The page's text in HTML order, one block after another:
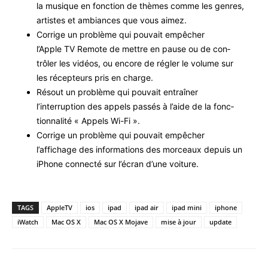
la musique en fonc­tion de thèmes comme les gen­res,
artistes et ambiances que vous aimez.
Cor­rige un prob­lème qui pou­vait empêch­er
l’Apple TV Remote de met­tre en pause ou de con­
trôler les vidéos, ou encore de régler le vol­ume sur
les récep­teurs pris en charge.
Résout un prob­lème qui pou­vait entraîn­er
l’interruption des appels passés à l’aide de la fonc­
tion­nal­ité « Appels Wi-Fi ».
Cor­rige un prob­lème qui pou­vait empêch­er
l’affichage des infor­ma­tions des morceaux depuis un
iPhone con­nec­té sur l’écran d’une voiture.
TAGS AppleTV ios ipad ipad air ipad mini
iphone
iWatch
Mac OS X Mac OS X Mojave mise à jour update